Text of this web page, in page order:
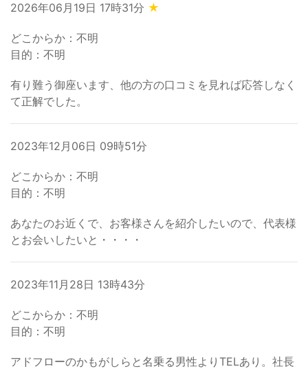
2026年06月19日 17時31分 ★
どこからか：不明
目的：不明
有り難う御座います、他の方の口コミを見れば応答しなく
て正解でした。
2023年12月06日 09時51分
どこからか：不明
目的：不明
あなたのお近くで、お客様さんを紹介したいので、代表様
とお会いしたいと・・・・
2023年11月28日 13時43分
どこからか：不明
目的：不明
アドフローのかもがしらと名乗る男性よりTELあり。社長